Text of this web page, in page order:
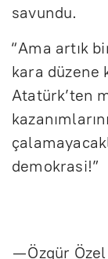
savundu.
“Ama artık
kara düzene
Atatürk’ten
demokrasi!”
— Özgür Özel